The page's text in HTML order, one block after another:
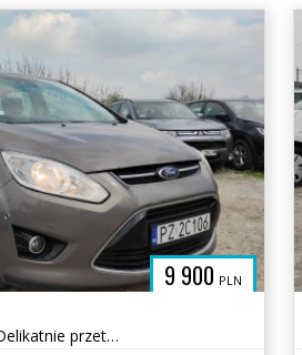
9 900 PLN
2013r, 1.0 Benzyna. Delikatnie przetarty lewy bok. Jeździ.